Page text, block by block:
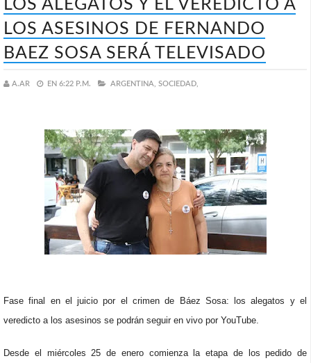
LOS ALEGATOS Y EL VEREDICTO A
LOS ASESINOS DE FERNANDO
BAEZ SOSA SERÁ TELEVISADO
A.AR EN 6:22 P.M. ARGENTINA, SOCIEDAD,
Fase final en el juicio por el crimen de Báez Sosa: los alegatos y el
veredicto a los asesinos se podrán seguir en vivo por YouTube.
Desde el miércoles 25 de enero comienza la etapa de los pedido de